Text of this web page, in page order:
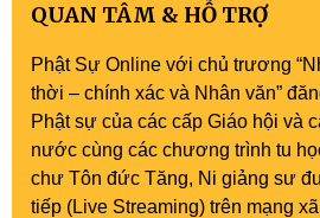
QUAN TÂM & HỖ TRỢ
Phật Sự Online với chủ trương
thời – chính xác và Nhân văn”
Phật sự của các cấp Giáo hội và
nước cùng các chương trình tu
chư Tôn đức Tăng, Ni giảng sư
tiếp (Live Streaming) trên mạng